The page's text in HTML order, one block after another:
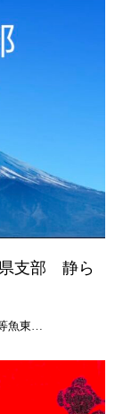
支部 静ら
魚東…